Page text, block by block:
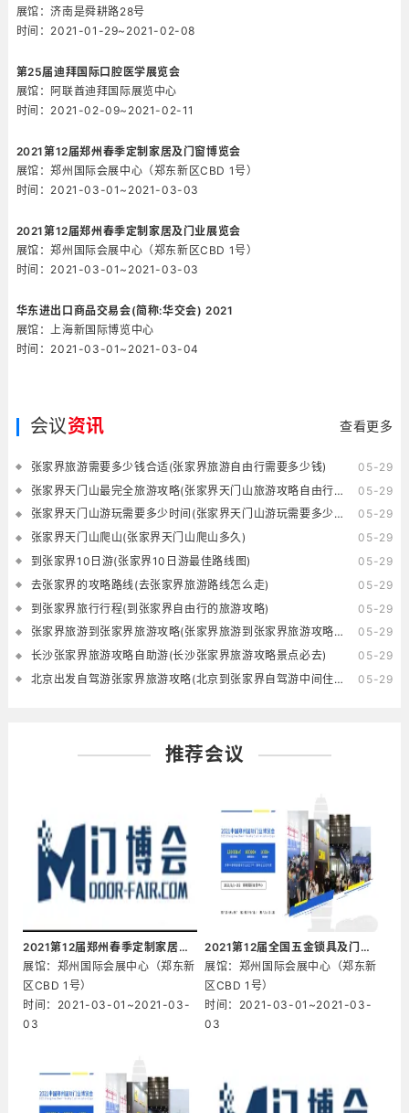
展馆：济南是舜耕路28号
时间：2021-01-29~2021-02-08
第25届迪拜国际口腔医学展览会
展馆：阿联酋迪拜国际展览中心
时间：2021-02-09~2021-02-11
2021第12届郑州春季定制家居及门窗博览会
展馆：郑州国际会展中心（郑东新区CBD 1号）
时间：2021-03-01~2021-03-03
2021第12届郑州春季定制家居及门业展览会
展馆：郑州国际会展中心（郑东新区CBD 1号）
时间：2021-03-01~2021-03-03
华东进出口商品交易会(简称:华交会) 2021
展馆：上海新国际博览中心
时间：2021-03-01~2021-03-04
会议资讯 查看更多
张家界旅游需要多少钱合适(张家界旅游自由行需要多少钱)
05-29
张家界天门山最完全旅游攻略(张家界天门山旅游攻略自由行三天)
05-29
张家界天门山游玩需要多少时间(张家界天门山游玩需要多少时间的核酸)
05-29
张家界天门山爬山(张家界天门山爬山多久)
05-29
到张家界10日游(张家界10日游最佳路线图)
05-29
去张家界的攻略路线(去张家界旅游路线怎么走)
05-29
到张家界旅行行程(到张家界自由行的旅游攻略)
05-29
张家界旅游到张家界旅游攻略(张家界旅游到张家界旅游攻略一日游)
05-29
长沙张家界旅游攻略自助游(长沙张家界旅游攻略景点必去)
05-29
北京出发自驾游张家界旅游攻略(北京到张家界自驾游中间住在哪里好)
05-29
推荐会议
2021第12届郑州春季定制家居及门业展览会
展馆：郑州国际会展中心（郑东新
区CBD 1号）
时间：2021-03-01~2021-03-
03
2021第12届全国五金锁具及门窗博览会
展馆：郑州国际会展中心（郑东新
区CBD 1号）
时间：2021-03-01~2021-03-
03